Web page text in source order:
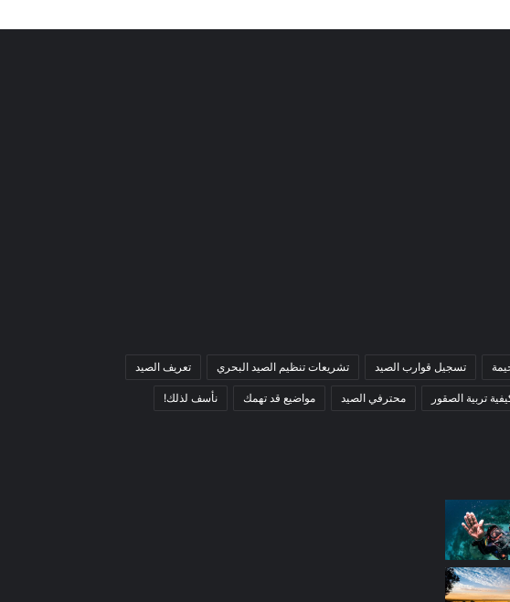
تسجيل قوارب الصيد تشريعات تنظيم الصيد البحري تعريف الصيد
تربية الصقور محترفي الصيد مواضيع قد تهمك نأسف لذلك!